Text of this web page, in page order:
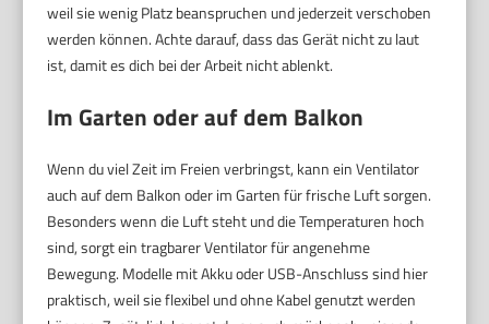
weil sie wenig Platz beanspruchen und jederzeit verschoben
werden können. Achte darauf, dass das Gerät nicht zu laut
ist, damit es dich bei der Arbeit nicht ablenkt.
Im Garten oder auf dem Balkon
Wenn du viel Zeit im Freien verbringst, kann ein Ventilator
auch auf dem Balkon oder im Garten für frische Luft sorgen.
Besonders wenn die Luft steht und die Temperaturen hoch
sind, sorgt ein tragbarer Ventilator für angenehme
Bewegung. Modelle mit Akku oder USB-Anschluss sind hier
praktisch, weil sie flexibel und ohne Kabel genutzt werden